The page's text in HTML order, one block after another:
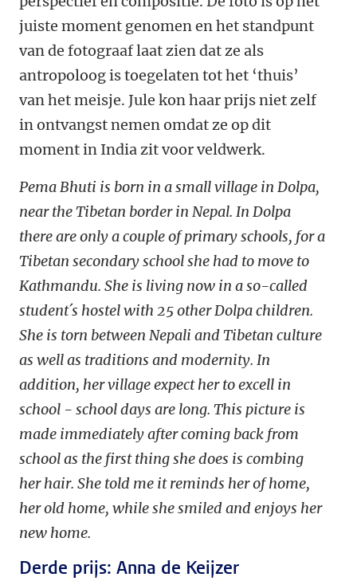
juiste moment genomen en het standpunt
van de fotograaf laat zien dat ze als
antropoloog is toegelaten tot het ‘thuis’
van het meisje. Jule kon haar prijs niet zelf
in ontvangst nemen omdat ze op dit
moment in India zit voor veldwerk.
Pema Bhuti is born in a small village in Dolpa,
near the Tibetan border in Nepal. In Dolpa
there are only a couple of primary schools, for a
Tibetan secondary school she had to move to
Kathmandu. She is living now in a so-called
student´s hostel with 25 other Dolpa children.
She is torn between Nepali and Tibetan culture
as well as traditions and modernity. In
addition, her village expect her to excell in
school - school days are long. This picture is
made immediately after coming back from
school as the first thing she does is combing
her hair. She told me it reminds her of home,
her old home, while she smiled and enjoys her
new home.
Derde prijs: Anna de Keijzer